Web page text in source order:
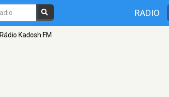
RADIO
Rádio Kadosh FM